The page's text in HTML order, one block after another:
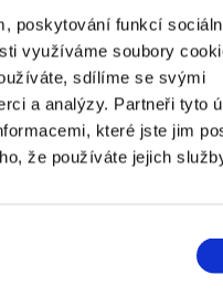
poskytování funkcí
využíváme soubory
sdílíme se svými
a analýzy. Partneři tyto
které jste jim
že používáte jejich
široká veřejnost.
v roce 2013
obce, na kterou